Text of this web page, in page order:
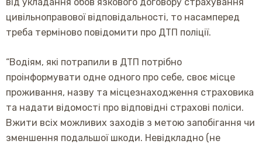
цивільноправової відповідальності, то насамперед
треба терміново повідомити про ДТП поліції.
“Водіям, які потрапили в ДТП потрібно
проінформувати одне одного про себе, своє місце
проживання, назву та місцезнаходження страховика
та надати відомості про відповідні страхові поліси.
Вжити всіх можливих заходів з метою запобігання чи
зменшення подальшої шкоди. Невідкладно (не